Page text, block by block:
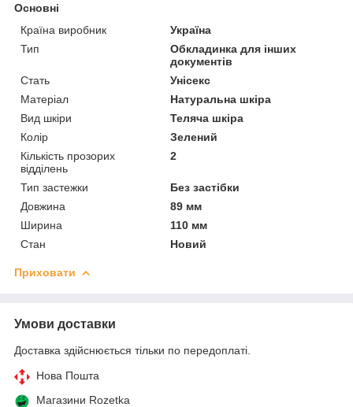
Основні
Країна виробник
Україна
Тип
Обкладинка для інших
документів
Стать
Унісекс
Матеріал
Натуральна шкіра
Вид шкіри
Теляча шкіра
Колір
Зелений
Кількість прозорих
відділень
2
Тип застежки
Без застібки
Довжина
89 мм
Ширина
110 мм
Стан
Новий
Приховати
Умови доставки
Доставка здійснюється тільки по передоплаті.
Нова Пошта
Магазини Rozetka